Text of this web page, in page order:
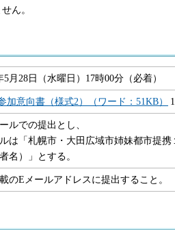
ん。
5月28日（水曜日）17時00分（必着）
加意向書（様式2）（ワード：51KB）
ルでの提出とし、
は「札幌市・大田広域市姉妹都市提
名）」とする。
のEメールアドレスに提出すること。